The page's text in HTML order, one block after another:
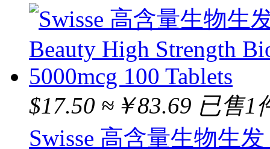
Blackmores
HYDRODOL
Nu-lax
Anothgenol
STREAMLAND
$17.50 ≈￥83.69 已售1
Swisse 高含量生物生